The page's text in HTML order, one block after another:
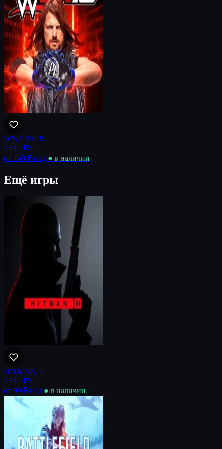
WWE 2K19
PS4 · PS5
от 149 ₽/нед ● в наличии
Ещё игры
HITMAN 3
PS4 · PS5
от 99 ₽/нед ● в наличии